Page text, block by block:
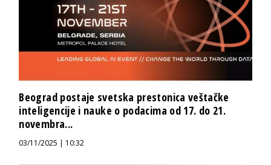
Beograd postaje svetska prestonica veštačke
inteligencije i nauke o podacima od 17. do 21.
novembra...
03/11/2025 | 10:32